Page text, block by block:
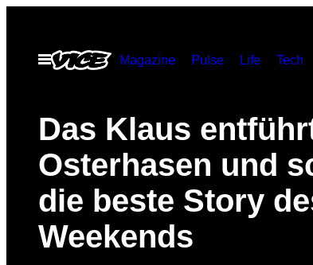
contentOpen
Menu
Magazine Pulse Life Tech
Das Klaus
Osterhasen und
die beste Story
Weekends